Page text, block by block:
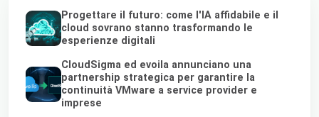
Progettare il futuro: come l'IA affidabile e il
cloud sovrano stanno trasformando le
esperienze digitali
CloudSigma ed evoila annunciano una
partnership strategica per garantire la
continuità VMware a service provider e
imprese